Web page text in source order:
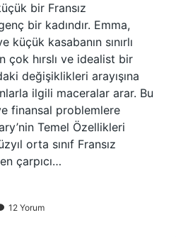
bir Fransız
bir kadındır. Emma,
küçük kasabanın sınırlı
çok hırslı ve idealist bir
değişiklikleri arayışına
ilgili maceralar arar. Bu
finansal problemlere
Temel Özellikleri
orta sınıf Fransız
çarpıcı…
12 Yorum